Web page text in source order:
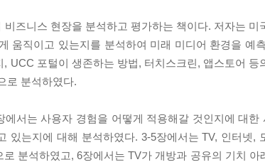
즈니스 현장을 분석하고 평가하는 책이다. 저자는
움직이고 있는지를 분석하여 미래 미디어 환경을 예
UCC 포털이 생존하는 방법, 터치스크린, 앱스토어
로 분석하였다.
서는 사용자 경험을 어떻게 적용해갈 것인지에 대
있는지에 대해 분석하였다. 3-5장에서는 TV, 인터넷,
분석하였고, 6장에서는 TV가 개방과 공유의 기치